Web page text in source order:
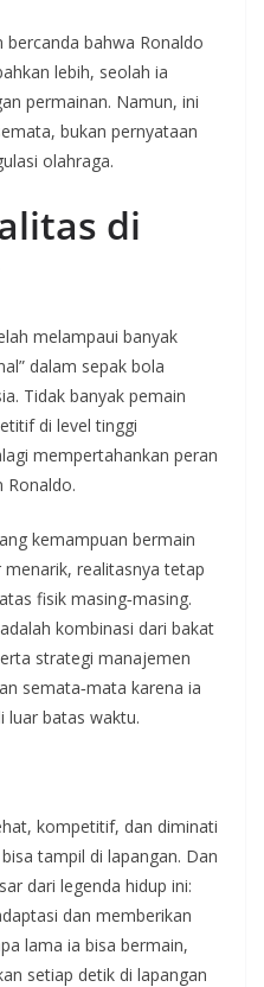
bahwa Ronaldo
lebih, seolah ia
permainan. Namun, ini
bukan pernyataan
olahraga.
di
melampaui banyak
dalam sepak bola
Tidak banyak pemain
di level tinggi
mempertahankan peran
Ronaldo.
kemampuan bermain
realitasnya tetap
fisik masing‑masing.
kombinasi dari bakat
strategi manajemen
semata‑mata karena ia
luar batas waktu.
kompetitif, dan diminati
tampil di lapangan. Dan
dari legenda hidup ini:
dan memberikan
lama ia bisa bermain,
setiap detik di lapangan